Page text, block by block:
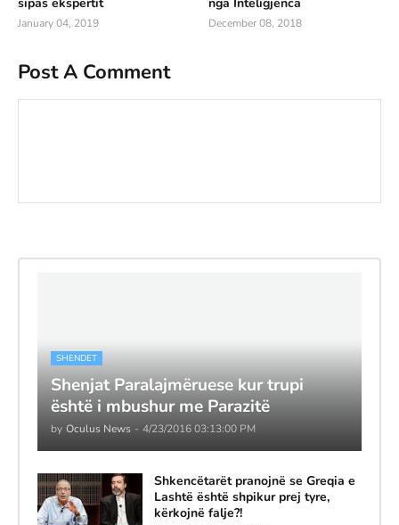
sipas ekspertit
January 04, 2019
nga Inteligjenca
December 08, 2018
Post A Comment
SHENDET
Shenjat Paralajmëruese kur trupi
është i mbushur me Parazitë
by Oculus News - 4/23/2016 03:13:00 PM
Shkencëtarët pranojnë se Greqia e
Lashtë është shpikur prej tyre,
kërkojnë falje?!